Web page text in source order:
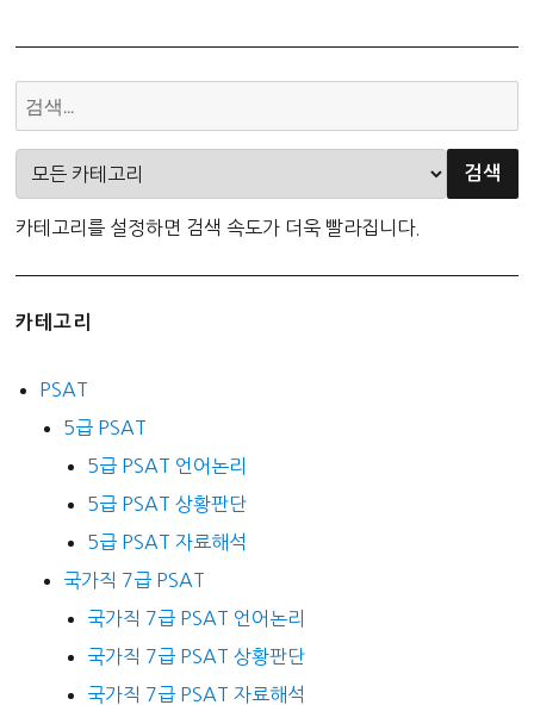
카테고리를 설정하면 검색 속도가 더욱 빨라집니다.
카테고리
PSAT
5급 PSAT
5급 PSAT 언어논리
5급 PSAT 상황판단
5급 PSAT 자료해석
국가직 7급 PSAT
국가직 7급 PSAT 언어논리
국가직 7급 PSAT 상황판단
국가직 7급 PSAT 자료해석